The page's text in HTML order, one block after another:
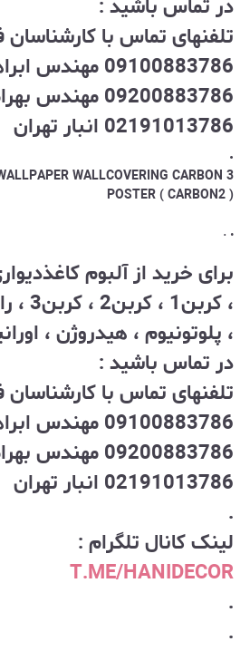
در تماس باشید :
تلفنهای تماس با
09100883786 مهندس ابراهیمی
09200883786 مهندس بهرامی
02191013786 انبار تهران
.
WALLCOVERING CARBON 3
POSTER ( CARBON2 )
.
.
برای خرید از آلبوم
،
، پلوتونیوم ، هیدروژن ،
در تماس باشید :
تلفنهای تماس با
09100883786 مهندس ابراهیمی
09200883786 مهندس بهرامی
02191013786 انبار تهران
.
لینک کانال تلگرام :
T.ME/HANIDECOR
.
.